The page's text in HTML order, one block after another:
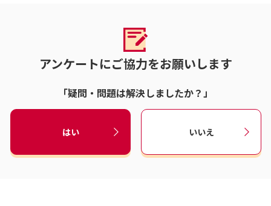
アンケートにご協力をお願いします
「疑問・問題は解決しましたか？」
はい いいえ